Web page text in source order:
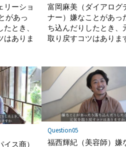
リーショ
があっ
とき、
はありま
富岡麻美（ダイアログ
ナー）嫌なことがあっ
ち込んだりしたとき、
取り戻すコツはありま
ス商）
Question05
福西輝紀（美容師）嫌